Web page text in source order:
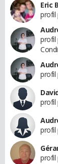
Eric
profil
profil
profil
profil
profil
profil